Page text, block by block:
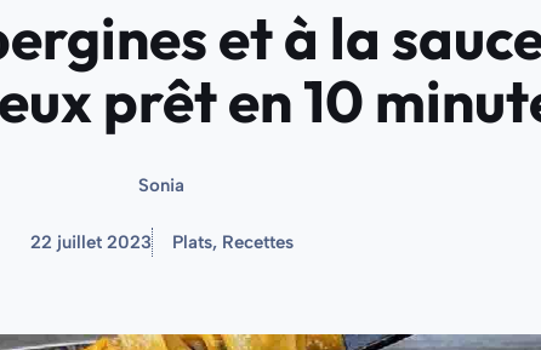
et à la
prêt en 10
Sonia
22 juillet 2023 Plats, Recettes